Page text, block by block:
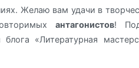
Желаю вам удачи в
антагонистов!
блога «Литературная